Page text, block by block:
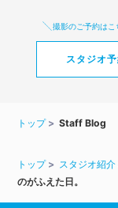
撮影のご予約はこ
スタジオ
トップ Staff Blog
トップ スタジオ紹介
のがふえた日。